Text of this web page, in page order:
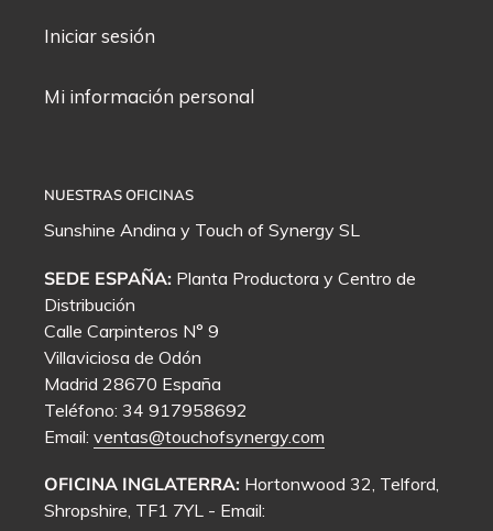
Iniciar sesión
Mi información personal
NUESTRAS OFICINAS
Sunshine Andina y Touch of Synergy SL
SEDE ESPAÑA: Planta Productora y Centro de
Distribución
Calle Carpinteros N° 9
Villaviciosa de Odón
Madrid 28670 España
Teléfono: 34 917958692
Email: ventas@touchofsynergy.com
OFICINA INGLATERRA: Hortonwood 32, Telford,
Shropshire, TF1 7YL - Email: